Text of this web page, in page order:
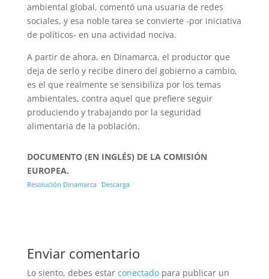
ambiental global, comentó una usuaria de redes
sociales, y esa noble tarea se convierte -por iniciativa
de políticos- en una actividad nociva.
A partir de ahora, en Dinamarca, el productor que
deja de serlo y recibe dinero del gobierno a cambio,
es el que realmente se sensibiliza por los temas
ambientales, contra aquel que prefiere seguir
produciendo y trabajando por la seguridad
alimentaria de la población.
DOCUMENTO (EN INGLÉS) DE LA COMISIÓN
EUROPEA.
Resolución Dinamarca Descarga
Enviar comentario
Lo siento, debes estar conectadopara publicar un